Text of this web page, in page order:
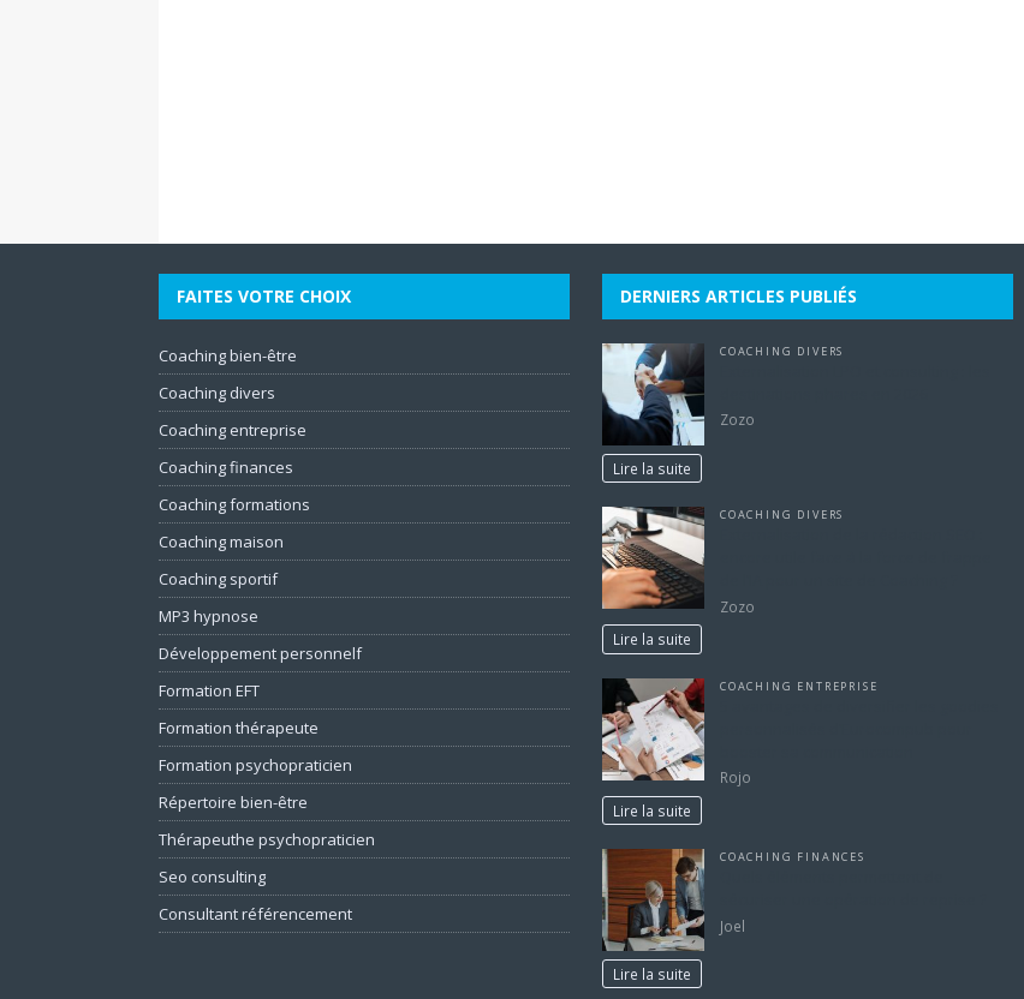
FAITES VOTRE CHOIX
Coaching bien-être
Coaching divers
Coaching entreprise
Coaching finances
Coaching formations
Coaching maison
Coaching sportif
MP3 hypnose
Développement personnelf
Formation EFT
Formation thérapeute
Formation psychopraticien
Répertoire bien-être
Thérapeuthe psychopraticien
Seo consulting
Consultant référencement
DERNIERS ARTICLES PUBLIÉS
COACHING DIVERS
Zozo
Lire la suite
COACHING DIVERS
Zozo
Lire la suite
COACHING ENTREPRISE
Rojo
Lire la suite
COACHING FINANCES
Joel
Lire la suite